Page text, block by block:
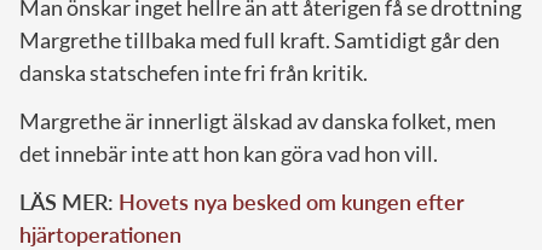
Man önskar inget hellre än att återigen få se drottning
Margrethe tillbaka med full kraft. Samtidigt går den
danska statschefen inte fri från kritik.
Margrethe är innerligt älskad av danska folket, men
det innebär inte att hon kan göra vad hon vill.
LÄS MER: Hovets nya besked om kungen efter
hjärtoperationen